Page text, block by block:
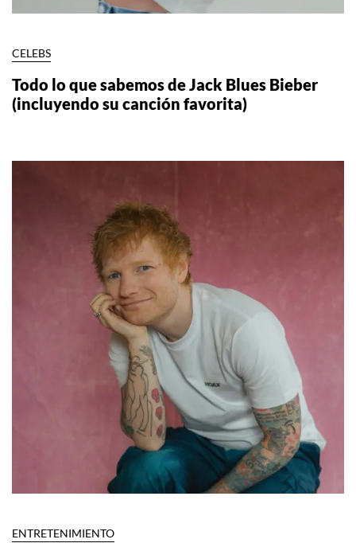
CELEBS
Todo lo que sabemos de Jack Blues Bieber
(incluyendo su canción favorita)
ENTRETENIMIENTO